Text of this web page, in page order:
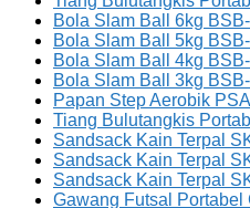
Bola Slam Ball 6kg
Bola Slam Ball 5kg
Bola Slam Ball 4kg
Bola Slam Ball 3kg
Papan Step Aerobik
Tiang Bulutangkis
Sandsack Kain Terpal
Sandsack Kain Terpal
Sandsack Kain Terpal
Gawang Futsal Portabel